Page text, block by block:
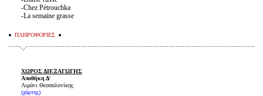
-Chez Pétrouchka
-La semaine grasse
ΠΛΗΡΟΦΟΡΙΕΣ
ΧΩΡΟΣ ΔΙΕΞΑΓΩΓΗΣ
Αποθήκη Δ'
Λιμάνι Θεσσαλονίκης
(χάρτης)